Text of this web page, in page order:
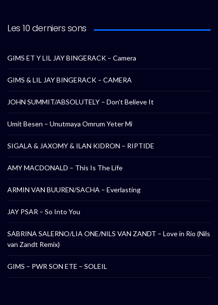
Les 10 derniers sons
GIMS ET Y LIL JAY BINGERACK – Camera
GIMS & LIL JAY BINGERACK – CAMERA
JOHN SUMMIT/ABSOLUTELY – Don’t Believe It
Umit Besen – Unutmaya Omrum Yeter Mi
SIGALA & JAXOMY & ILAN KIDRON – RIPTIDE
AMY MACDONALD – This Is The Life
ARMIN VAN BUUREN/SACHA – Everlasting
JAY PSAR – So Into You
SABRINA SALERNO/LIA ONE/NILS VAN ZANDT – Love in Rio (Nils
van Zandt Remix)
GIMS – PWR SON ETE – SOLEIL